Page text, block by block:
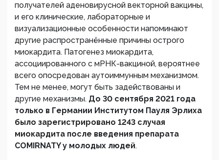
получателей аденовирусной векторной вакцины,
и его клинические, лабораторные и
визуализационные особенности напоминают
другие распространённые причины острого
миокардита. Патогенез миокардита,
ассоциированного с мРНК-вакциной, вероятнее
всего опосредован аутоиммунным механизмом.
Тем не менее, могут быть задействованы и
другие механизмы. До 30 сентября 2021 года
только в Германии Институтом Пауля Эрлиха
было зарегистрировано 1243 случая
миокардита после введения препарата
СOMIRNATY у молодых людей.